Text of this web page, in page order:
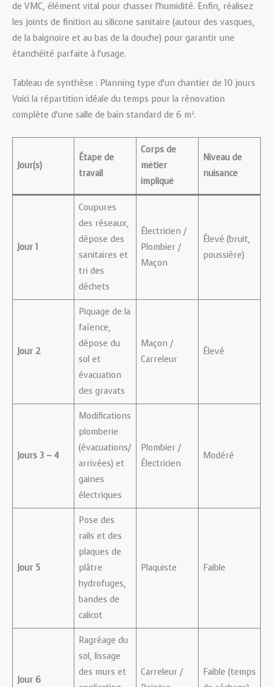
de VMC, élément vital pour chasser l’humidité. Enfin, réalisez
les joints de finition au silicone sanitaire (autour des vasques,
de la baignoire et au bas de la douche) pour garantir une
étanchéité parfaite à l’usage.
Tableau de synthèse : Planning type d’un chantier de 10 jours
Voici la répartition idéale du temps pour la rénovation
complète d’une salle de bain standard de 6 m².
Jour(s)
Étape de
travail
Corps de
métier
impliqué
Niveau de
nuisance
Jour 1
Coupures
des réseaux,
dépose des
sanitaires et
tri des
déchets
Électricien /
Plombier /
Maçon
Élevé (bruit,
poussière)
Jour 2
Piquage de la
faïence,
dépose du
sol et
évacuation
des gravats
Maçon /
Carreleur
Élevé
Jours 3 – 4
Modifications
plomberie
(évacuations/
arrivées) et
gaines
électriques
Plombier /
Électricien
Modéré
Jour 5
Pose des
rails et des
plaques de
plâtre
hydrofuges,
bandes de
calicot
Plaquiste Faible
Jour 6
Ragréage du
sol, lissage
des murs et
Carreleur /
Faible (temps